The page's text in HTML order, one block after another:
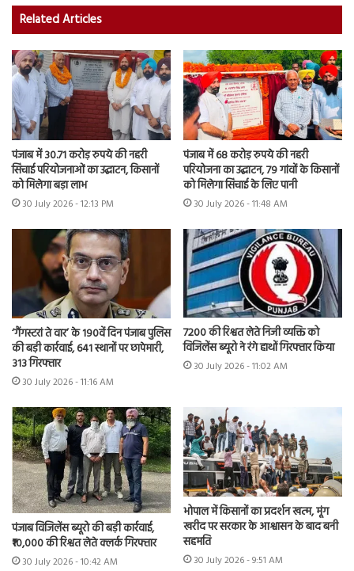
Related Articles
पंजाब में 30.71 करोड़ रुपये की नहरी
सिंचाई परियोजनाओं का उद्घाटन, किसानों
को मिलेगा बड़ा लाभ
30 July 2026 - 12:13 PM
पंजाब में 68 करोड़ रुपये की नहरी
परियोजना का उद्घाटन, 79 गांवों के किसानों
को मिलेगा सिंचाई के लिए पानी
30 July 2026 - 11:48 AM
‘गैंगस्टरां ते वार’ के 190वें दिन पंजाब पुलिस
की बड़ी कार्रवाई, 641 स्थानों पर छापेमारी,
313 गिरफ्तार
30 July 2026 - 11:16 AM
7200 की रिश्वत लेते निजी व्यक्ति को
विजिलेंस ब्यूरो ने रंगे हाथों गिरफ्तार किया
30 July 2026 - 11:02 AM
पंजाब विजिलेंस ब्यूरो की बड़ी कार्रवाई,
₹10,000 की रिश्वत लेते क्लर्क गिरफ्तार
30 July 2026 - 10:42 AM
भोपाल में किसानों का प्रदर्शन खत्म, मूंग
खरीद पर सरकार के आश्वासन के बाद बनी
सहमति
30 July 2026 - 9:51 AM